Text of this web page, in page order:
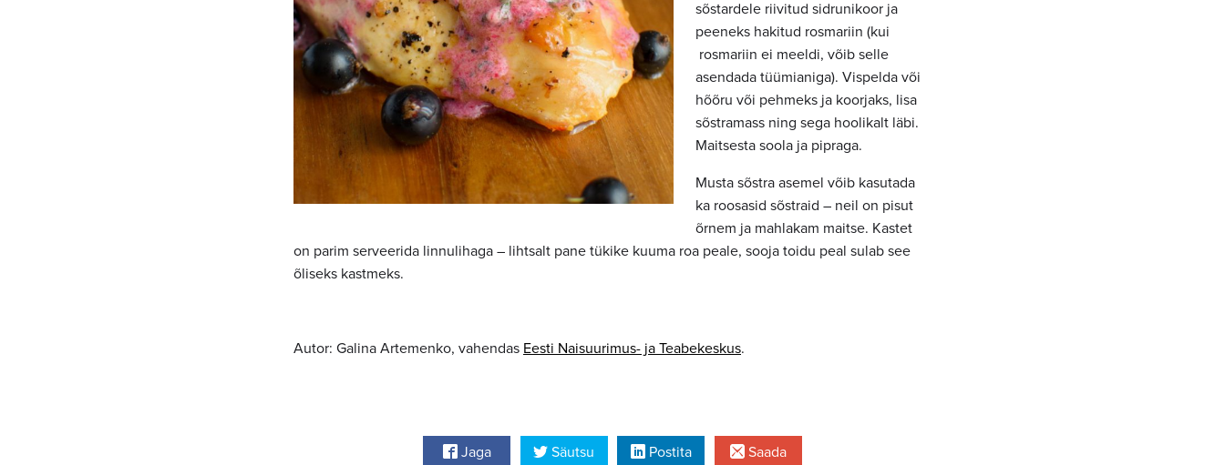
sõstardele riivitud sidrunikoor ja
peeneks hakitud rosmariin (kui
rosmariin ei meeldi, võib selle
asendada tüümianiga). Vispelda või
hõõru või pehmeks ja koorjaks, lisa
sõstramass ning sega hoolikalt läbi.
Maitsesta soola ja pipraga.
Musta sõstra asemel võib kasutada
ka roosasid sõstraid – neil on pisut
õrnem ja mahlakam maitse. Kastet
on parim serveerida linnulihaga – lihtsalt pane tükike kuuma roa peale, sooja toidu peal sulab see
õliseks kastmeks.
Autor: Galina Artemenko, vahendas Eesti Naisuurimus- ja Teabekeskus.
Jaga Säutsu Postita Saada